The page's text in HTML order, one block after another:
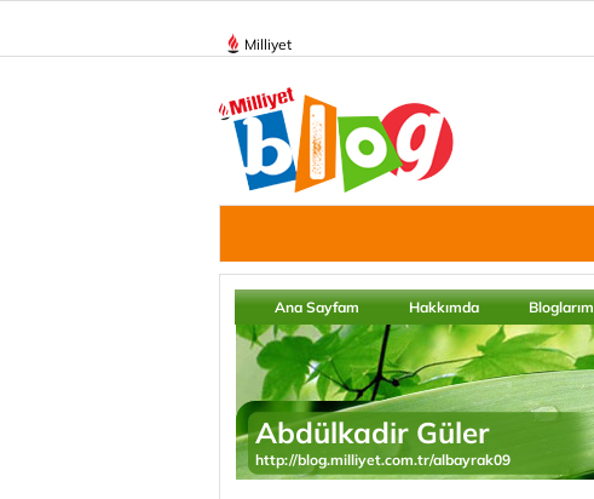
Milliyet
Ana Sayfam Hakkımda Bloglarım
Abdülkadir Güler
http://blog.milliyet.com.tr/albayrak09